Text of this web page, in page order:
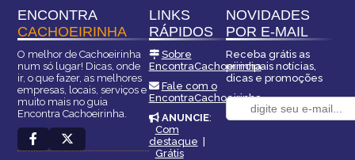
ENCONTRA
CACHOEIRINHA
O melhor de Cachoeirinha
num só lugar! Dicas, onde
ir, o que fazer, as melhores
empresas, locais, serviços e
muito mais no guia
Encontra Cachoeirinha.
LINKS
RÁPIDOS
Sobre
EncontraCachoeirinha
Fale com o
EncontraCachoeirinha
ANUNCIE:
Com
destaque |
Grátis
NOVIDADES
POR E-MAIL
Receba grátis as
principais notícias,
dicas e promoções